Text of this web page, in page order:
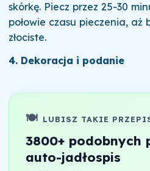
skórkę. Piecz przez 25-30
połowie czasu pieczenia, aż
złociste.
4. Dekoracja i podanie
🍽️ LUBISZ TAKIE
3800+ podobnych
auto-jadłospis